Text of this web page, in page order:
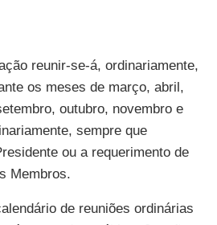
reunir-se-á, ordinariamente,
os meses de março, abril,
outubro, novembro e
sempre que
ou a requerimento de
Membros.
de reuniões ordinárias